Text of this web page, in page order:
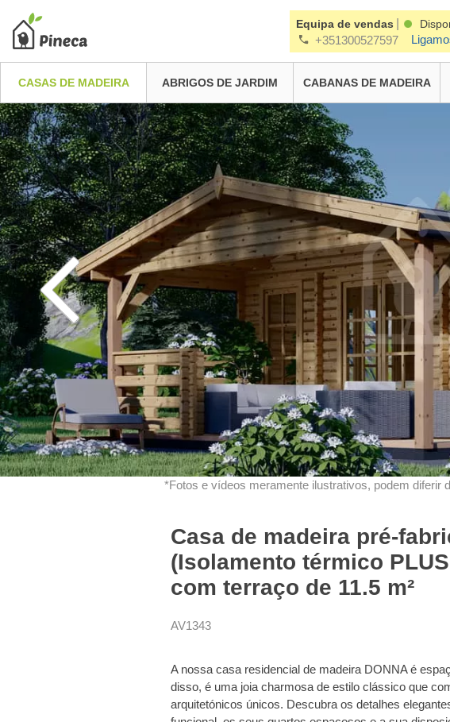
Equipa de vendas
+351300527597
CASAS DE MADEIRA ABRIGOS DE JARDIM CABANAS DE MADEIRA
*Fotos e vídeos meramente ilustrativos, podem diferir
Casa de madeira pré-
(Isolamento térmico
com terraço de 11.5 m²
AV1343
A nossa casa residencial de madeira DONNA é
disso, é uma joia charmosa de estilo clássico que
arquitetónicos únicos. Descubra os detalhes